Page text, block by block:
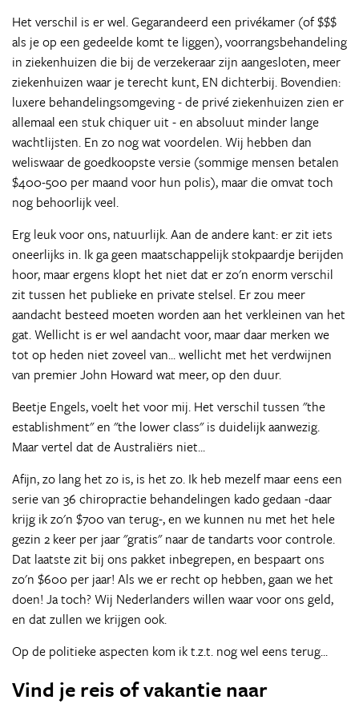
Het verschil is er wel. Gegarandeerd een privékamer (of $$$
als je op een gedeelde komt te liggen), voorrangsbehandeling
in ziekenhuizen die bij de verzekeraar zijn aangesloten, meer
ziekenhuizen waar je terecht kunt, EN dichterbij. Bovendien:
luxere behandelingsomgeving - de privé ziekenhuizen zien er
allemaal een stuk chiquer uit - en absoluut minder lange
wachtlijsten. En zo nog wat voordelen. Wij hebben dan
weliswaar de goedkoopste versie (sommige mensen betalen
$400-500 per maand voor hun polis), maar die omvat toch
nog behoorlijk veel.
Erg leuk voor ons, natuurlijk. Aan de andere kant: er zit iets
oneerlijks in. Ik ga geen maatschappelijk stokpaardje berijden
hoor, maar ergens klopt het niet dat er zo'n enorm verschil
zit tussen het publieke en private stelsel. Er zou meer
aandacht besteed moeten worden aan het verkleinen van het
gat. Wellicht is er wel aandacht voor, maar daar merken we
tot op heden niet zoveel van... wellicht met het verdwijnen
van premier John Howard wat meer, op den duur.
Beetje Engels, voelt het voor mij. Het verschil tussen "the
establishment" en "the lower class" is duidelijk aanwezig.
Maar vertel dat de Australiërs niet...
Afijn, zo lang het zo is, is het zo. Ik heb mezelf maar eens een
serie van 36 chiropractie behandelingen kado gedaan -daar
krijg ik zo'n $700 van terug-, en we kunnen nu met het hele
gezin 2 keer per jaar "gratis" naar de tandarts voor controle.
Dat laatste zit bij ons pakket inbegrepen, en bespaart ons
zo'n $600 per jaar! Als we er recht op hebben, gaan we het
doen! Ja toch? Wij Nederlanders willen waar voor ons geld,
en dat zullen we krijgen ook.
Op de politieke aspecten kom ik t.z.t. nog wel eens terug...
Vind je reis of vakantie naar